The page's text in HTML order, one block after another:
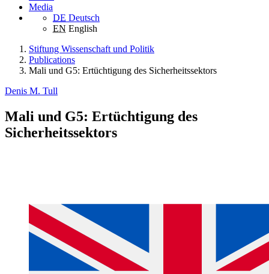
Media
DE Deutsch
EN English
Stiftung Wissenschaft und Politik
Publications
Mali und G5: Ertüchtigung des Sicherheitssektors
Denis M. Tull
Mali und G5: Ertüchtigung des
Sicherheitssektors